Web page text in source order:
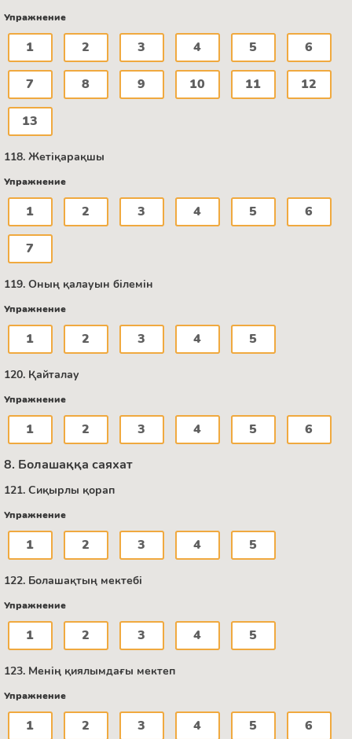
Упражнение
1 2 3 4 5 6
7 8 9 10 11 12
13
118. Жетіқарақшы
Упражнение
1 2 3 4 5 6
7
119. Оның қалауын білемін
Упражнение
1 2 3 4 5
120. Қайталау
Упражнение
1 2 3 4 5 6
8. Болашаққа саяхат
121. Сиқырлы қорап
Упражнение
1 2 3 4 5
122. Болашақтың мектебі
Упражнение
1 2 3 4 5
123. Менің қиялымдағы мектеп
Упражнение
1 2 3 4 5 6